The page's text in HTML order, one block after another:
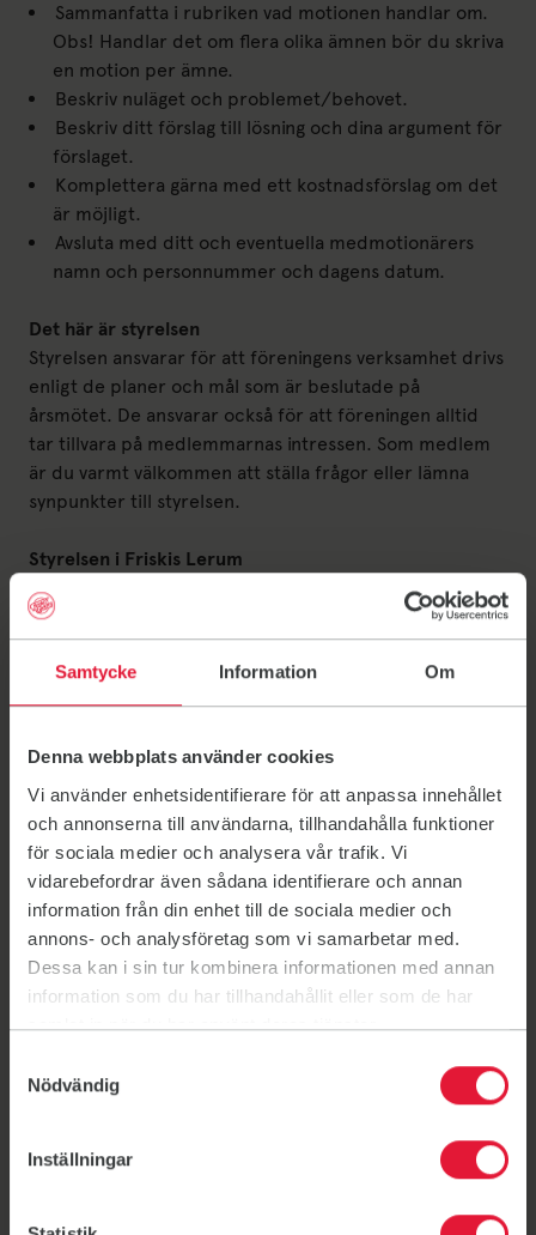
Samtycke Information Om
Denna webbplats använder cookies
Vi använder enhetsidentifierare för att anpassa innehållet
och annonserna till användarna, tillhandahålla funktioner
för sociala medier och analysera vår trafik. Vi
vidarebefordrar även sådana identifierare och annan
information från din enhet till de sociala medier och
annons- och analysföretag som vi samarbetar med.
Dessa kan i sin tur kombinera informationen med annan
information som du har tillhandahållit eller som de har
samlat in när du har använt deras tjänster.
Nödvändig
Inställningar
Sammanfatta i rubriken vad motionen handlar om.
Obs! Handlar det om flera olika ämnen bör du skriva
en motion per ämne.
Beskriv nuläget och problemet/behovet.
Beskriv ditt förslag till lösning och dina argument för
förslaget.
Komplettera gärna med ett kostnadsförslag om det
är möjligt.
Avsluta med ditt och eventuella medmotionärers
namn och personnummer och dagens datum.
Det här är styrelsen
Styrelsen ansvarar för att föreningens verksamhet drivs
enligt de planer och mål som är beslutade på
årsmötet. De ansvarar också för att föreningen alltid
tar tillvara på medlemmarnas intressen. Som medlem
är du varmt välkommen att ställa frågor eller lämna
synpunkter till styrelsen.
Styrelsen i Friskis Lerum
Malin Pettersson, Ordförande
styrelsen@lerum.friskissvettis.se
Lena Järlo, Vice ordförande
Anna Simmons, Sekreterare
Eva-Lena Johansson, Ledamot
Henrik Sahlin, Suppleant
Agneta Overud, Suppleant
Roger Lundgren, suppleant
Det här är valberedningen
Valberedningens uppgift är att föreslå kandidater till
kommande års styrelse. Valberedningen väljs av
medlemmarna på årsmötet.
Sture Wingård, sammankallande
Som medlem har du rätt att föreslå dig själv som